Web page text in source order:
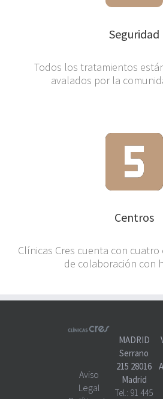
Seguridad
Todos los tratamientos
avalados por la
Centros
Clínicas Cres cuenta con
de colaboración con
Aviso
Legal
MADRID
Serrano
215 28016
Madrid
Tel.: 91 445